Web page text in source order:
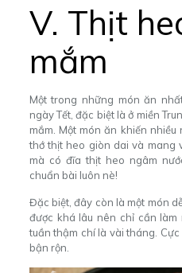
V. Thịt
mắm
Một trong những món ăn
ngày Tết, đặc biệt là ở miền
mắm. Một món ăn khiến
thớ thịt heo giòn dai và mang
mà có đĩa thịt heo ngâm
chuẩn bài luôn nè!
Đặc biệt, đây còn là một món
được khá lâu nên chỉ cần
tuần thậm chí là vài tháng.
bận rộn.